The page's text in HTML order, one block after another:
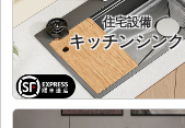
住宅設備
キッチンシンク